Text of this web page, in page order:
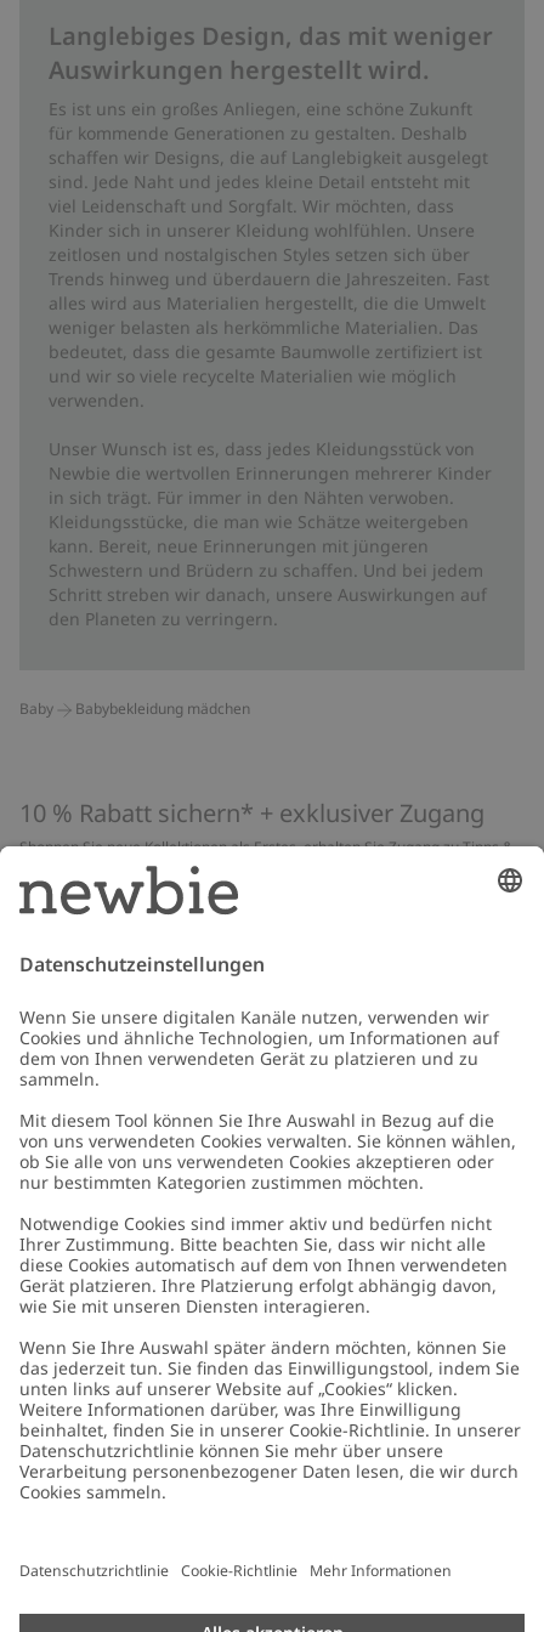
Langlebiges Design, das mit weniger
Auswirkungen hergestellt wird.
Es ist uns ein großes Anliegen, eine schöne Zukunft
für kommende Generationen zu gestalten. Deshalb
schaffen wir Designs, die auf Langlebigkeit ausgelegt
sind. Jede Naht und jedes kleine Detail entsteht mit
viel Leidenschaft und Sorgfalt. Wir möchten, dass
Kinder sich in unserer Kleidung wohlfühlen. Unsere
zeitlosen und nostalgischen Styles setzen sich über
Trends hinweg und überdauern die Jahreszeiten. Fast
alles wird aus Materialien hergestellt, die die Umwelt
weniger belasten als herkömmliche Materialien. Das
bedeutet, dass die gesamte Baumwolle zertifiziert ist
und wir so viele recycelte Materialien wie möglich
verwenden.
Unser Wunsch ist es, dass jedes Kleidungsstück von
Newbie die wertvollen Erinnerungen mehrerer Kinder
in sich trägt. Für immer in den Nähten verwoben.
Kleidungsstücke, die man wie Schätze weitergeben
kann. Bereit, neue Erinnerungen mit jüngeren
Schwestern und Brüdern zu schaffen. Und bei jedem
Schritt streben wir danach, unsere Auswirkungen auf
den Planeten zu verringern.
Baby Babybekleidung mädchen
10 % Rabatt sichern* + exklusiver Zugang
Shoppen Sie neue Kollektionen als Erstes, erhalten Sie Zugang zu Tipps &
Guides und profitieren Sie von exklusiven Angeboten
*Gilt nur für deine erste Bestellung und ist nicht mit anderen Rabatten
oder Angeboten kombinierbar. Gilt nicht für limitierte Artikel. Lies unsere
Schicken
Kundenservice
Kontaktieren Sie uns
FAQ
Barrierefreiheit
Datenschutzrichtlinie
Cookie-Richtlinie
Größenratgeber
Über uns
Über Newbie
Nachhaltigkeit
Impressum
Presse
Germany Standort ändern
Cookies